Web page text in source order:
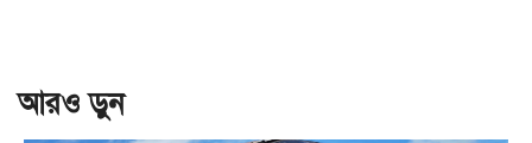
আরও ড়ুন